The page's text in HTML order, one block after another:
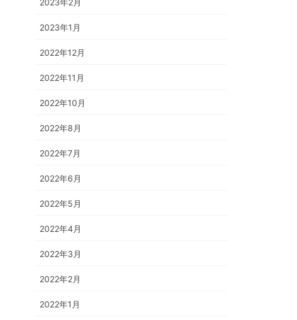
2023年2月
2023年1月
2022年12月
2022年11月
2022年10月
2022年8月
2022年7月
2022年6月
2022年5月
2022年4月
2022年3月
2022年2月
2022年1月